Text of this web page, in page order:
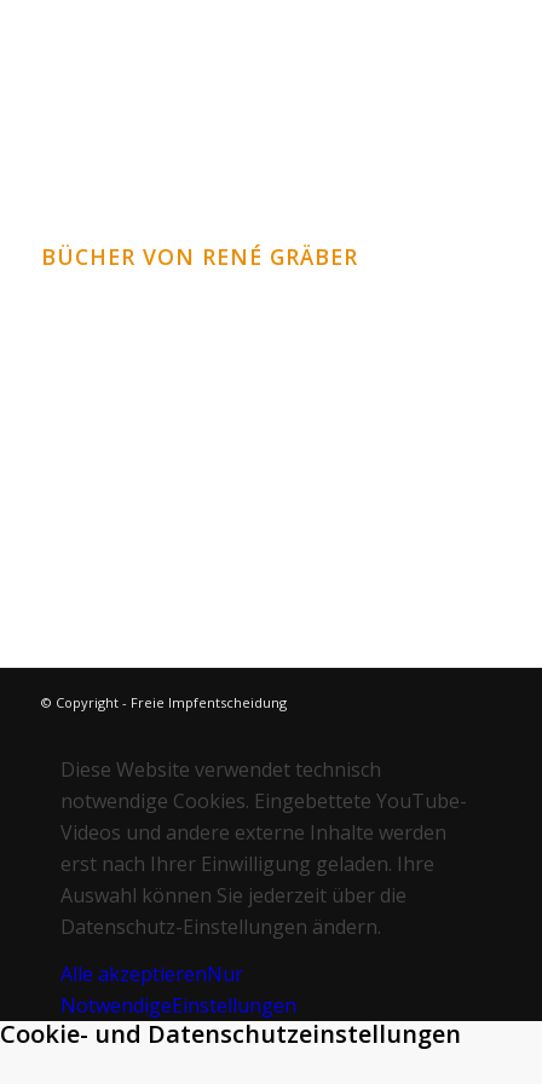
BÜCHER VON RENÉ GRÄBER
© Copyright - Freie Impfentscheidung
Diese Website verwendet technisch
notwendige Cookies. Eingebettete YouTube-
Videos und andere externe Inhalte werden
erst nach Ihrer Einwilligung geladen. Ihre
Auswahl können Sie jederzeit über die
Datenschutz-Einstellungen ändern.
Alle akzeptierenNur
NotwendigeEinstellungen
Cookie- und Datenschutzeinstellungen